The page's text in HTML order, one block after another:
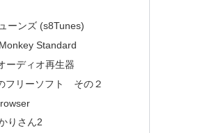
ーンズ (s8Tunes)
Standard
ーディオ再生器
フリーソフト その２
りさん2